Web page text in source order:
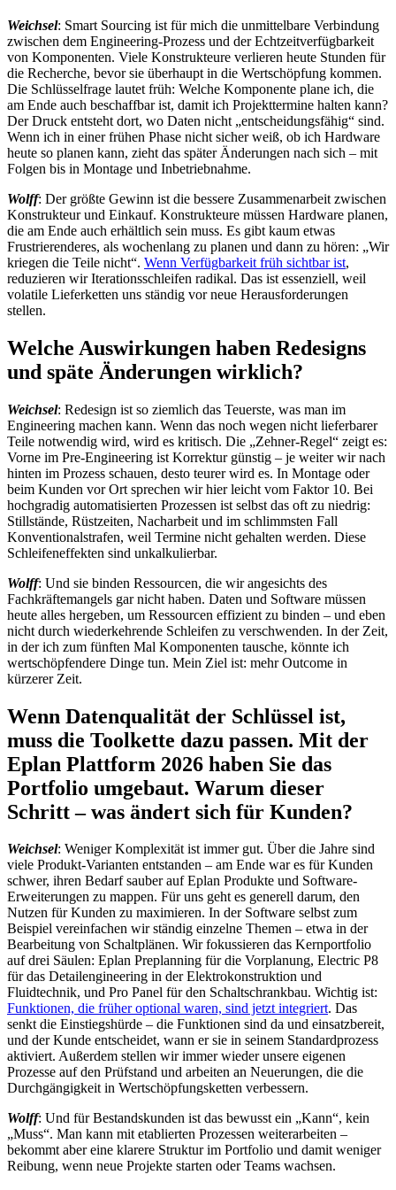
Weichsel: Smart Sourcing ist für mich die unmittelbare Verbindung
zwischen dem Engineering-Prozess und der Echtzeitverfügbarkeit
von Komponenten. Viele Konstrukteure verlieren heute Stunden für
die Recherche, bevor sie überhaupt in die Wertschöpfung kommen.
Die Schlüsselfrage lautet früh: Welche Komponente plane ich, die
am Ende auch beschaffbar ist, damit ich Projekttermine halten kann?
Der Druck entsteht dort, wo Daten nicht „entscheidungsfähig“ sind.
Wenn ich in einer frühen Phase nicht sicher weiß, ob ich Hardware
heute so planen kann, zieht das später Änderungen nach sich – mit
Folgen bis in Montage und Inbetriebnahme.
Wolff: Der größte Gewinn ist die bessere Zusammenarbeit zwischen
Konstrukteur und Einkauf. Konstrukteure müssen Hardware planen,
die am Ende auch erhältlich sein muss. Es gibt kaum etwas
Frustrierenderes, als wochenlang zu planen und dann zu hören: „Wir
kriegen die Teile nicht“. Wenn Verfügbarkeit früh sichtbar ist,
reduzieren wir Iterationsschleifen radikal. Das ist essenziell, weil
volatile Lieferketten uns ständig vor neue Herausforderungen
stellen.
Welche Auswirkungen haben Redesigns
und späte Änderungen wirklich?
Weichsel: Redesign ist so ziemlich das Teuerste, was man im
Engineering machen kann. Wenn das noch wegen nicht lieferbarer
Teile notwendig wird, wird es kritisch. Die „Zehner-Regel“ zeigt es:
Vorne im Pre-Engineering ist Korrektur günstig – je weiter wir nach
hinten im Prozess schauen, desto teurer wird es. In Montage oder
beim Kunden vor Ort sprechen wir hier leicht vom Faktor 10. Bei
hochgradig automatisierten Prozessen ist selbst das oft zu niedrig:
Stillstände, Rüstzeiten, Nacharbeit und im schlimmsten Fall
Konventionalstrafen, weil Termine nicht gehalten werden. Diese
Schleifeneffekten sind unkalkulierbar.
Wolff: Und sie binden Ressourcen, die wir angesichts des
Fachkräftemangels gar nicht haben. Daten und Software müssen
heute alles hergeben, um Ressourcen effizient zu binden – und eben
nicht durch wiederkehrende Schleifen zu verschwenden. In der Zeit,
in der ich zum fünften Mal Komponenten tausche, könnte ich
wertschöpfendere Dinge tun. Mein Ziel ist: mehr Outcome in
kürzerer Zeit.
Wenn Datenqualität der Schlüssel ist,
muss die Toolkette dazu passen. Mit der
Eplan Plattform 2026 haben Sie das
Portfolio umgebaut. Warum dieser
Schritt – was ändert sich für Kunden?
Weichsel: Weniger Komplexität ist immer gut. Über die Jahre sind
viele Produkt-Varianten entstanden – am Ende war es für Kunden
schwer, ihren Bedarf sauber auf Eplan Produkte und Software-
Erweiterungen zu mappen. Für uns geht es generell darum, den
Nutzen für Kunden zu maximieren. In der Software selbst zum
Beispiel vereinfachen wir ständig einzelne Themen – etwa in der
Bearbeitung von Schaltplänen. Wir fokussieren das Kernportfolio
auf drei Säulen: Eplan Preplanning für die Vorplanung, Electric P8
für das Detailengineering in der Elektrokonstruktion und
Fluidtechnik, und Pro Panel für den Schaltschrankbau. Wichtig ist:
Funktionen, die früher optional waren, sind jetzt integriert. Das
senkt die Einstiegshürde – die Funktionen sind da und einsatzbereit,
und der Kunde entscheidet, wann er sie in seinem Standardprozess
aktiviert. Außerdem stellen wir immer wieder unsere eigenen
Prozesse auf den Prüfstand und arbeiten an Neuerungen, die die
Durchgängigkeit in Wertschöpfungsketten verbessern.
Wolff: Und für Bestandskunden ist das bewusst ein „Kann“, kein
„Muss“. Man kann mit etablierten Prozessen weiterarbeiten –
bekommt aber eine klarere Struktur im Portfolio und damit weniger
Reibung, wenn neue Projekte starten oder Teams wachsen.